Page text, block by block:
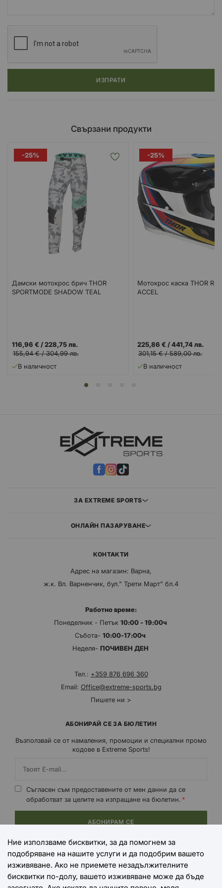
ИЗПРАТИ
Свързани продукти
-25%
Дамски мотокрос брич THOR
SPORTMODE SHADOW TEAL
116,96 € /228,75 лв.
155,94 €/304,99 лв.
В наличност
-25%
Мотокрос каска THOR
ACCEL
225,86 € /441,74 лв.
301,15 €/589,00 лв.
В наличност
ЗА EXTREME SPORTS
ОНЛАЙН ПАЗАРУВАНЕ
КОНТАКТИ
Адрес на магазин: Варна,
ж.к. Вл. Варненчик, бул." Трети Март" бл.4
Работно време:
Понеделник - Петък 10:00 - 19:00ч
Събота- 10:00-17:00ч
Неделя- ПОЧИВЕН ДЕН
Тел.: +359 876 696 360
Email: Office@extreme-sports.bg
Пишете ни >
АБОНИРАЙ СЕ ЗА БЮЛЕТИН
Възползвай се от намаления, промоции и специални промо
кодове в Extreme Sports!
Съгласен съм предоставените от мен данни да се
обработват за целите на изпращане на бюлетин.
АБОНИРАМ СЕ
НАЧИНИ НА ПЛАЩАНЕ
Ние използваме бисквитки, за да помогнем за
подобряване на нашите услуги и да подобрим вашето
изживяване. Ако не приемете незадължителните
бисквитки по-долу, вашето изживяване може да бъде